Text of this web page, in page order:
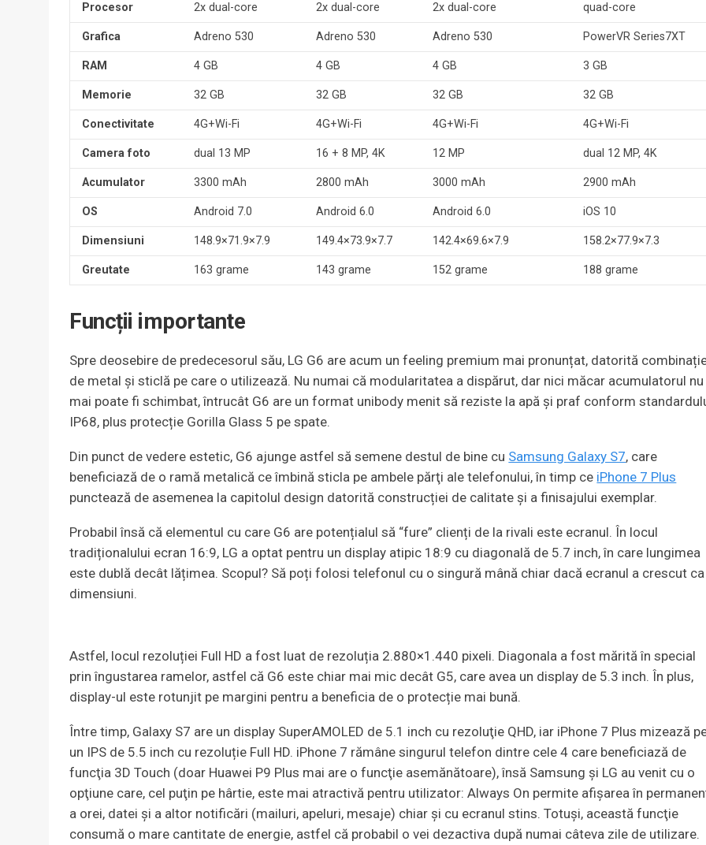
Procesor 2x dual-core 2x dual-core 2x dual-core quad-core
Grafica Adreno 530 Adreno 530 Adreno 530 PowerVR Series7XT
RAM 4 GB 4 GB 4 GB 3 GB
Memorie 32 GB 32 GB 32 GB 32 GB
Conectivitate 4G+Wi-Fi 4G+Wi-Fi 4G+Wi-Fi 4G+Wi-Fi
Camera foto dual 13 MP 16 + 8 MP, 4K 12 MP dual 12 MP, 4K
Acumulator 3300 mAh 2800 mAh 3000 mAh 2900 mAh
OS Android 7.0 Android 6.0 Android 6.0 iOS 10
Dimensiuni 148.9×71.9×7.9 149.4×73.9×7.7 142.4×69.6×7.9 158.2×77.9×7.3
Greutate 163 grame 143 grame 152 grame 188 grame
Funcții importante
Spre deosebire de predecesorul său, LG G6 are acum un feeling premium mai pronunțat, datorită
de metal și sticlă pe care o utilizează. Nu numai că modularitatea a dispărut, dar nici măcar acumulatorul nu
mai poate fi schimbat, întrucât G6 are un format unibody menit să reziste la apă și praf conform
IP68, plus protecție Gorilla Glass 5 pe spate.
Din punct de vedere estetic, G6 ajunge astfel să semene destul de bine cu Samsung Galaxy S7, care
beneficiază de o ramă metalică ce îmbină sticla pe ambele părţi ale telefonului, în timp ce iPhone 7 Plus
punctează de asemenea la capitolul design datorită construcției de calitate și a finisajului exemplar.
Probabil însă că elementul cu care G6 are potențialul să “fure” clienți de la rivali este ecranul. În locul
tradiționalului ecran 16:9, LG a optat pentru un display atipic 18:9 cu diagonală de 5.7 inch, în care lungimea
este dublă decât lățimea. Scopul? Să poți folosi telefonul cu o singură mână chiar dacă ecranul a crescut ca
dimensiuni.
Astfel, locul rezoluției Full HD a fost luat de rezoluția 2.880×1.440 pixeli. Diagonala a fost mărită în special
prin îngustarea ramelor, astfel că G6 este chiar mai mic decât G5, care avea un display de 5.3 inch. În plus,
display-ul este rotunjit pe margini pentru a beneficia de o protecție mai bună.
Între timp, Galaxy S7 are un display SuperAMOLED de 5.1 inch cu rezoluţie QHD, iar iPhone 7 Plus mizează
un IPS de 5.5 inch cu rezoluție Full HD. iPhone 7 rămâne singurul telefon dintre cele 4 care beneficiază de
funcţia 3D Touch (doar Huawei P9 Plus mai are o funcţie asemănătoare), însă Samsung şi LG au venit cu o
opţiune care, cel puţin pe hârtie, este mai atractivă pentru utilizator: Always On permite afişarea în
a orei, datei şi a altor notificări (mailuri, apeluri, mesaje) chiar şi cu ecranul stins. Totuşi, această funcţie
consumă o mare cantitate de energie, astfel că probabil o vei dezactiva după numai câteva zile de utilizare.